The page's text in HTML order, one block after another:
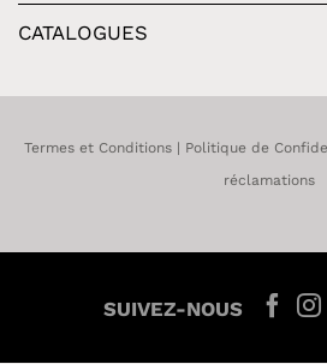
CATALOGUES
Termes et Conditions Politique de
réclamations
SUIVEZ-NOUS